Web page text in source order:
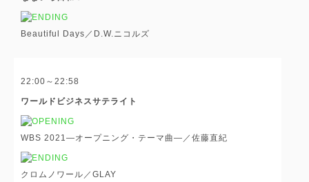
Beautiful Days／D.W.ニコルズ
22:00～22:58
ワールドビジネスサテライト
WBS 2021―オープニング・テーマ曲―／佐藤直紀
クロムノワール／GLAY